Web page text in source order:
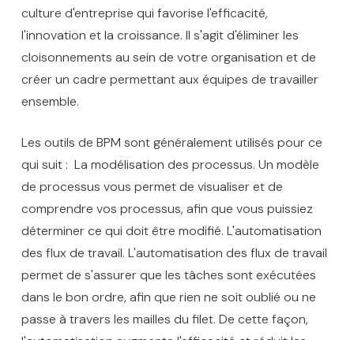
culture d'entreprise qui favorise l'efficacité,
l'innovation et la croissance. Il s'agit d'éliminer les
cloisonnements au sein de votre organisation et de
créer un cadre permettant aux équipes de travailler
ensemble.
Les outils de BPM sont généralement utilisés pour ce
qui suit : La modélisation des processus. Un modèle
de processus vous permet de visualiser et de
comprendre vos processus, afin que vous puissiez
déterminer ce qui doit être modifié. L'automatisation
des flux de travail. L'automatisation des flux de travail
permet de s'assurer que les tâches sont exécutées
dans le bon ordre, afin que rien ne soit oublié ou ne
passe à travers les mailles du filet. De cette façon,